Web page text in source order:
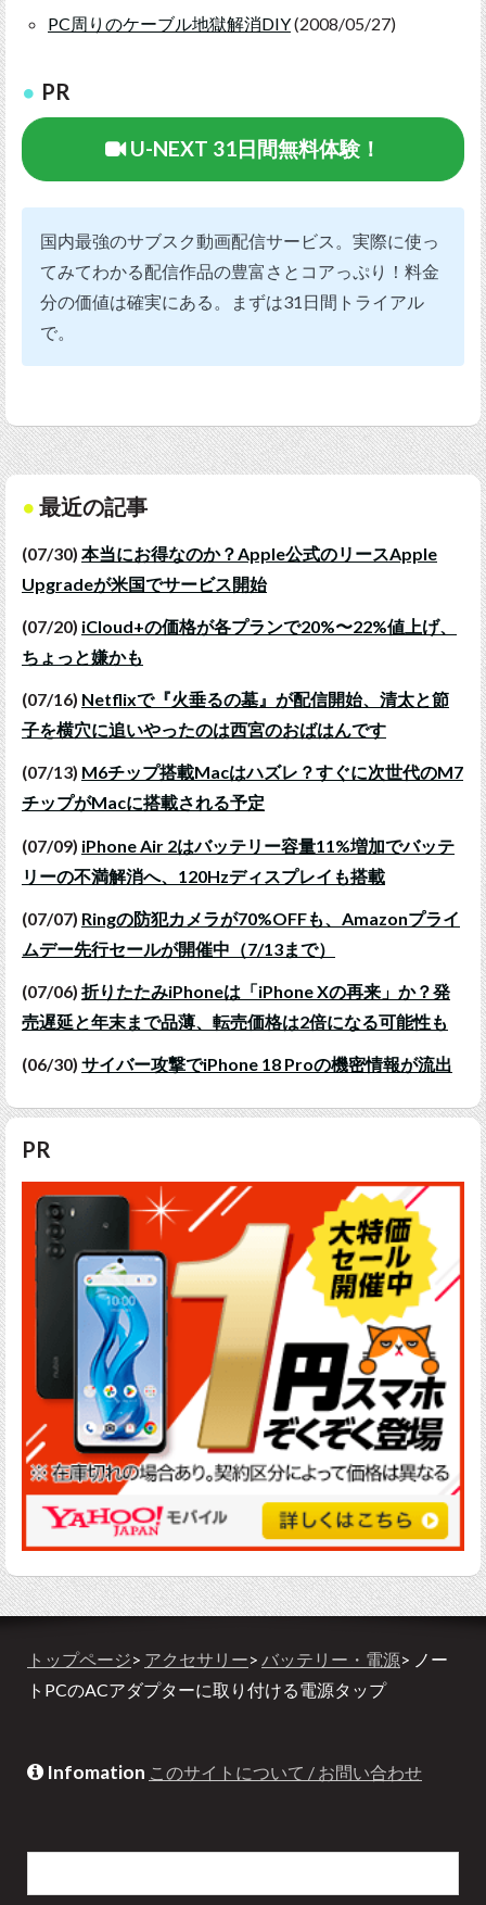
PC周りのケーブル地獄解消DIY(2008/05/27)
PR
U-NEXT 31日間無料体験！
国内最強のサブスク動画配信サービス。実際に使っ
てみてわかる配信作品の豊富さとコアっぷり！料金
分の価値は確実にある。まずは31日間トライアル
で。
最近の記事
(07/30) 本当にお得なのか？Apple公式のリースApple
Upgradeが米国でサービス開始
(07/20) iCloud+の価格が各プランで20%〜22%値上げ、
ちょっと嫌かも
(07/16) Netflixで『火垂るの墓』が配信開始、清太と節
子を横穴に追いやったのは西宮のおばはんです
(07/13) M6チップ搭載Macはハズレ？すぐに次世代のM7
チップがMacに搭載される予定
(07/09) iPhone Air 2はバッテリー容量11%増加でバッテ
リーの不満解消へ、120Hzディスプレイも搭載
(07/07) Ringの防犯カメラが70%OFFも、Amazonプライ
ムデー先行セールが開催中（7/13まで）
(07/06) 折りたたみiPhoneは「iPhone Xの再来」か？発
売遅延と年末まで品薄、転売価格は2倍になる可能性も
(06/30) サイバー攻撃でiPhone 18 Proの機密情報が流出
PR
トップページ> アクセサリー> バッテリー・電源> ノー
トPCのACアダプターに取り付ける電源タップ
Infomation このサイトについて / お問い合わせ